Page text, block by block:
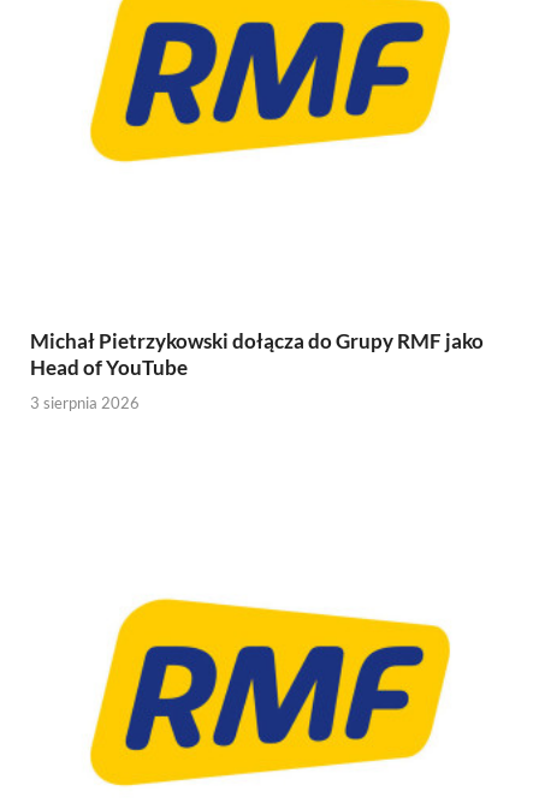
Michał Pietrzykowski dołącza do Grupy RMF jako
Head of YouTube
3 sierpnia 2026